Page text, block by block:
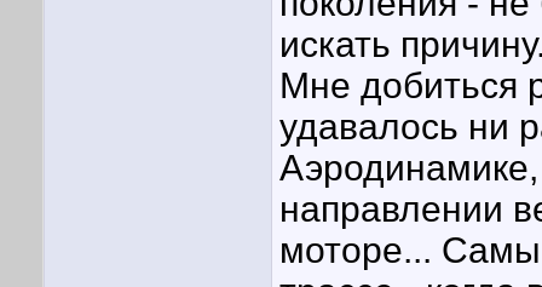
искать
Мне добиться
удавалось ни
направлении
моторе...